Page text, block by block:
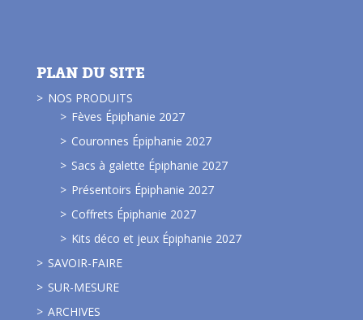
PLAN DU SITE
NOS PRODUITS
Fèves Épiphanie 2027
Couronnes Épiphanie 2027
Sacs à galette Épiphanie 2027
Présentoirs Épiphanie 2027
Coffrets Épiphanie 2027
Kits déco et jeux Épiphanie 2027
SAVOIR-FAIRE
SUR-MESURE
ARCHIVES